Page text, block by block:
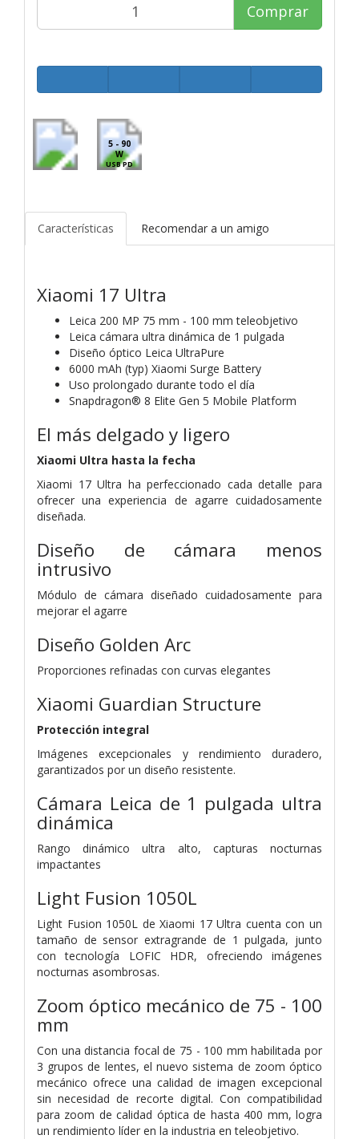
Comprar
5 - 90
W
USB PD
Características Recomendar a un amigo
Xiaomi 17 Ultra
Leica 200 MP 75 mm - 100 mm teleobjetivo
Leica cámara ultra dinámica de 1 pulgada
Diseño óptico Leica UltraPure
6000 mAh (typ) Xiaomi Surge Battery
Uso prolongado durante todo el día
Snapdragon® 8 Elite Gen 5 Mobile Platform
El más delgado y ligero
Xiaomi Ultra hasta la fecha
Xiaomi 17 Ultra ha perfeccionado cada detalle para
ofrecer una experiencia de agarre cuidadosamente
diseñada.
Diseño de cámara menos
intrusivo
Módulo de cámara diseñado cuidadosamente para
mejorar el agarre
Diseño Golden Arc
Proporciones refinadas con curvas elegantes
Xiaomi Guardian Structure
Protección integral
Imágenes excepcionales y rendimiento duradero,
garantizados por un diseño resistente.
Cámara Leica de 1 pulgada ultra
dinámica
Rango dinámico ultra alto, capturas nocturnas
impactantes
Light Fusion 1050L
Light Fusion 1050L de Xiaomi 17 Ultra cuenta con un
tamaño de sensor extragrande de 1 pulgada, junto
con tecnología LOFIC HDR, ofreciendo imágenes
nocturnas asombrosas.
Zoom óptico mecánico de 75 - 100
mm
Con una distancia focal de 75 - 100 mm habilitada por
3 grupos de lentes, el nuevo sistema de zoom óptico
mecánico ofrece una calidad de imagen excepcional
sin necesidad de recorte digital. Con compatibilidad
para zoom de calidad óptica de hasta 400 mm, logra
un rendimiento líder en la industria en teleobjetivo.